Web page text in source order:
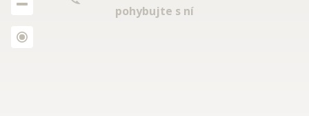
pohybujte s ní